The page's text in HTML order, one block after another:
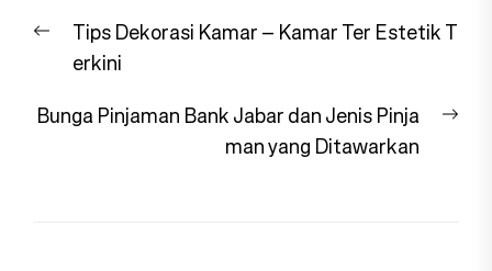
pos
Previous
post:
Tips Dekorasi Kamar – Kamar Ter Estetik T
erkini
Bunga Pinjaman Bank Jabar dan Jenis Pinja
man yang Ditawarkan